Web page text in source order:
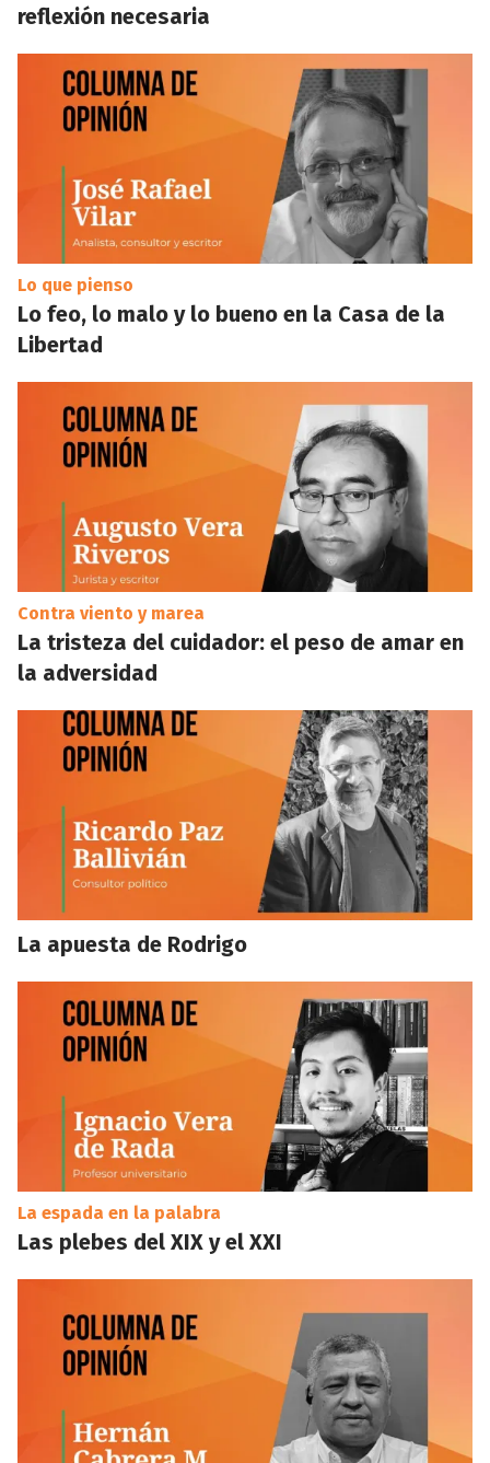
reflexión necesaria
Lo que pienso
Lo feo, lo malo y lo bueno en la Casa de la
Libertad
Contra viento y marea
La tristeza del cuidador: el peso de amar en
la adversidad
La apuesta de Rodrigo
La espada en la palabra
Las plebes del XIX y el XXI